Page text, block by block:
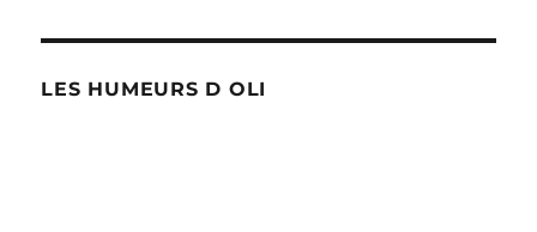
LES HUMEURS D OLI